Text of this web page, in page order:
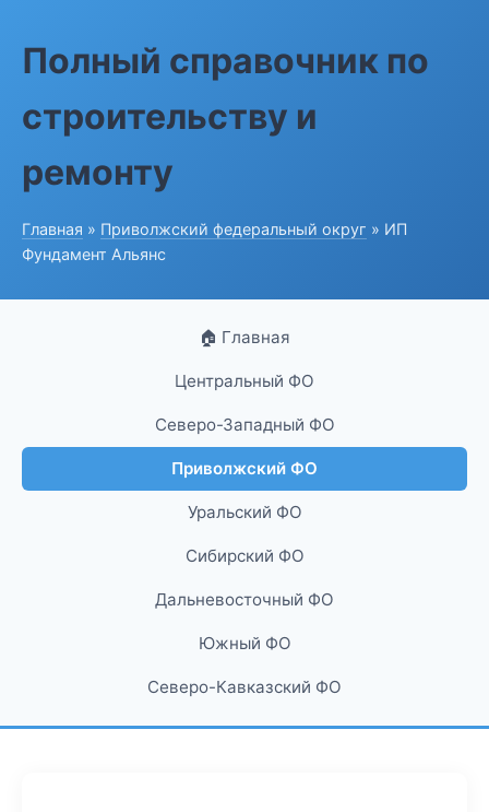
Полный справочник по
строительству и
ремонту
Главная » Приволжский федеральный округ » ИП
Фундамент Альянс
🏠 Главная
Центральный ФО
Северо-Западный ФО
Приволжский ФО
Уральский ФО
Сибирский ФО
Дальневосточный ФО
Южный ФО
Северо-Кавказский ФО